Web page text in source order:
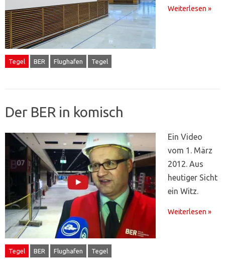
Weiterlesen »
Tegel BER Flughafen Tegel
Der BER in komisch
Ein Video
vom 1. März
2012. Aus
heutiger Sicht
ein Witz.
Weiterlesen »
Tegel BER Flughafen Tegel